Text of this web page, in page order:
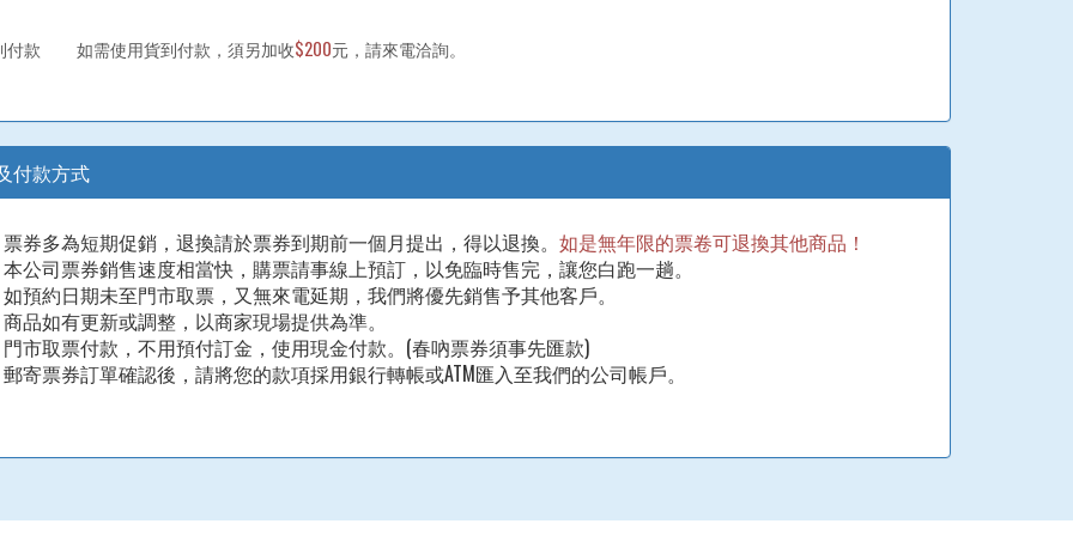
付款 如需使用貨到付款，須另加收$200元，請來電洽詢。
付款方式
票券多為短期促銷，退換請於票券到期前一個月提出，得以退換。 如是無年限的票卷可退換其他商品！
本公司票券銷售速度相當快，購票請事線上預訂，以免臨時售完，讓您白跑一趟。
如預約日期未至門市取票，又無來電延期，我們將優先銷售予其他客戶。
商品如有更新或調整，以商家現場提供為準。
門市取票付款，不用預付訂金，使用現金付款。(春吶票券須事先匯款)
郵寄票券訂單確認後，請將您的款項採用銀行轉帳或ATM匯入至我們的公司帳戶。